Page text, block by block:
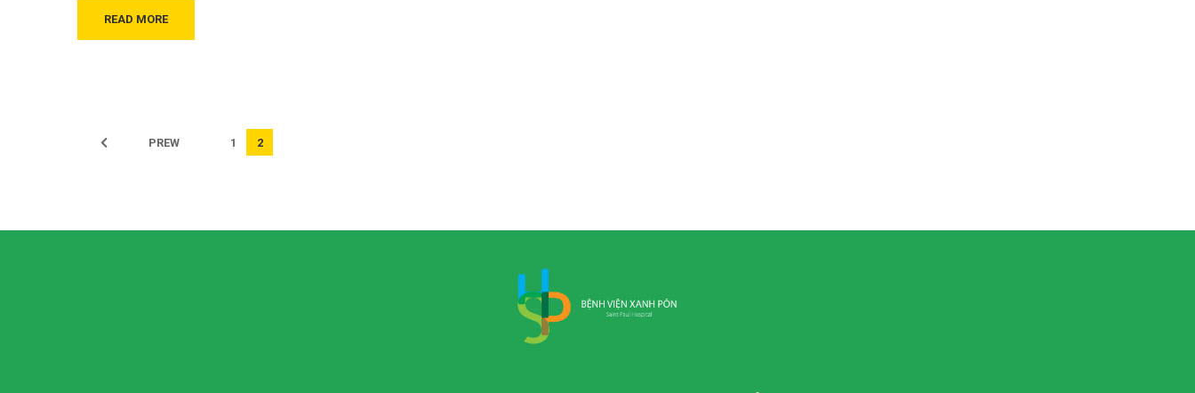
READ MORE
PREW 1 2